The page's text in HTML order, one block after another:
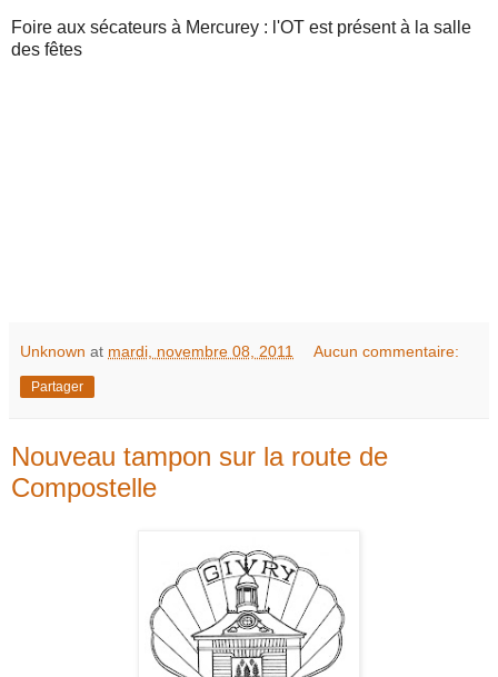
Foire aux sécateurs à Mercurey : l'OT est présent à la salle
des fêtes
Unknown at mardi, novembre 08, 2011 Aucun commentaire:
Partager
Nouveau tampon sur la route de
Compostelle